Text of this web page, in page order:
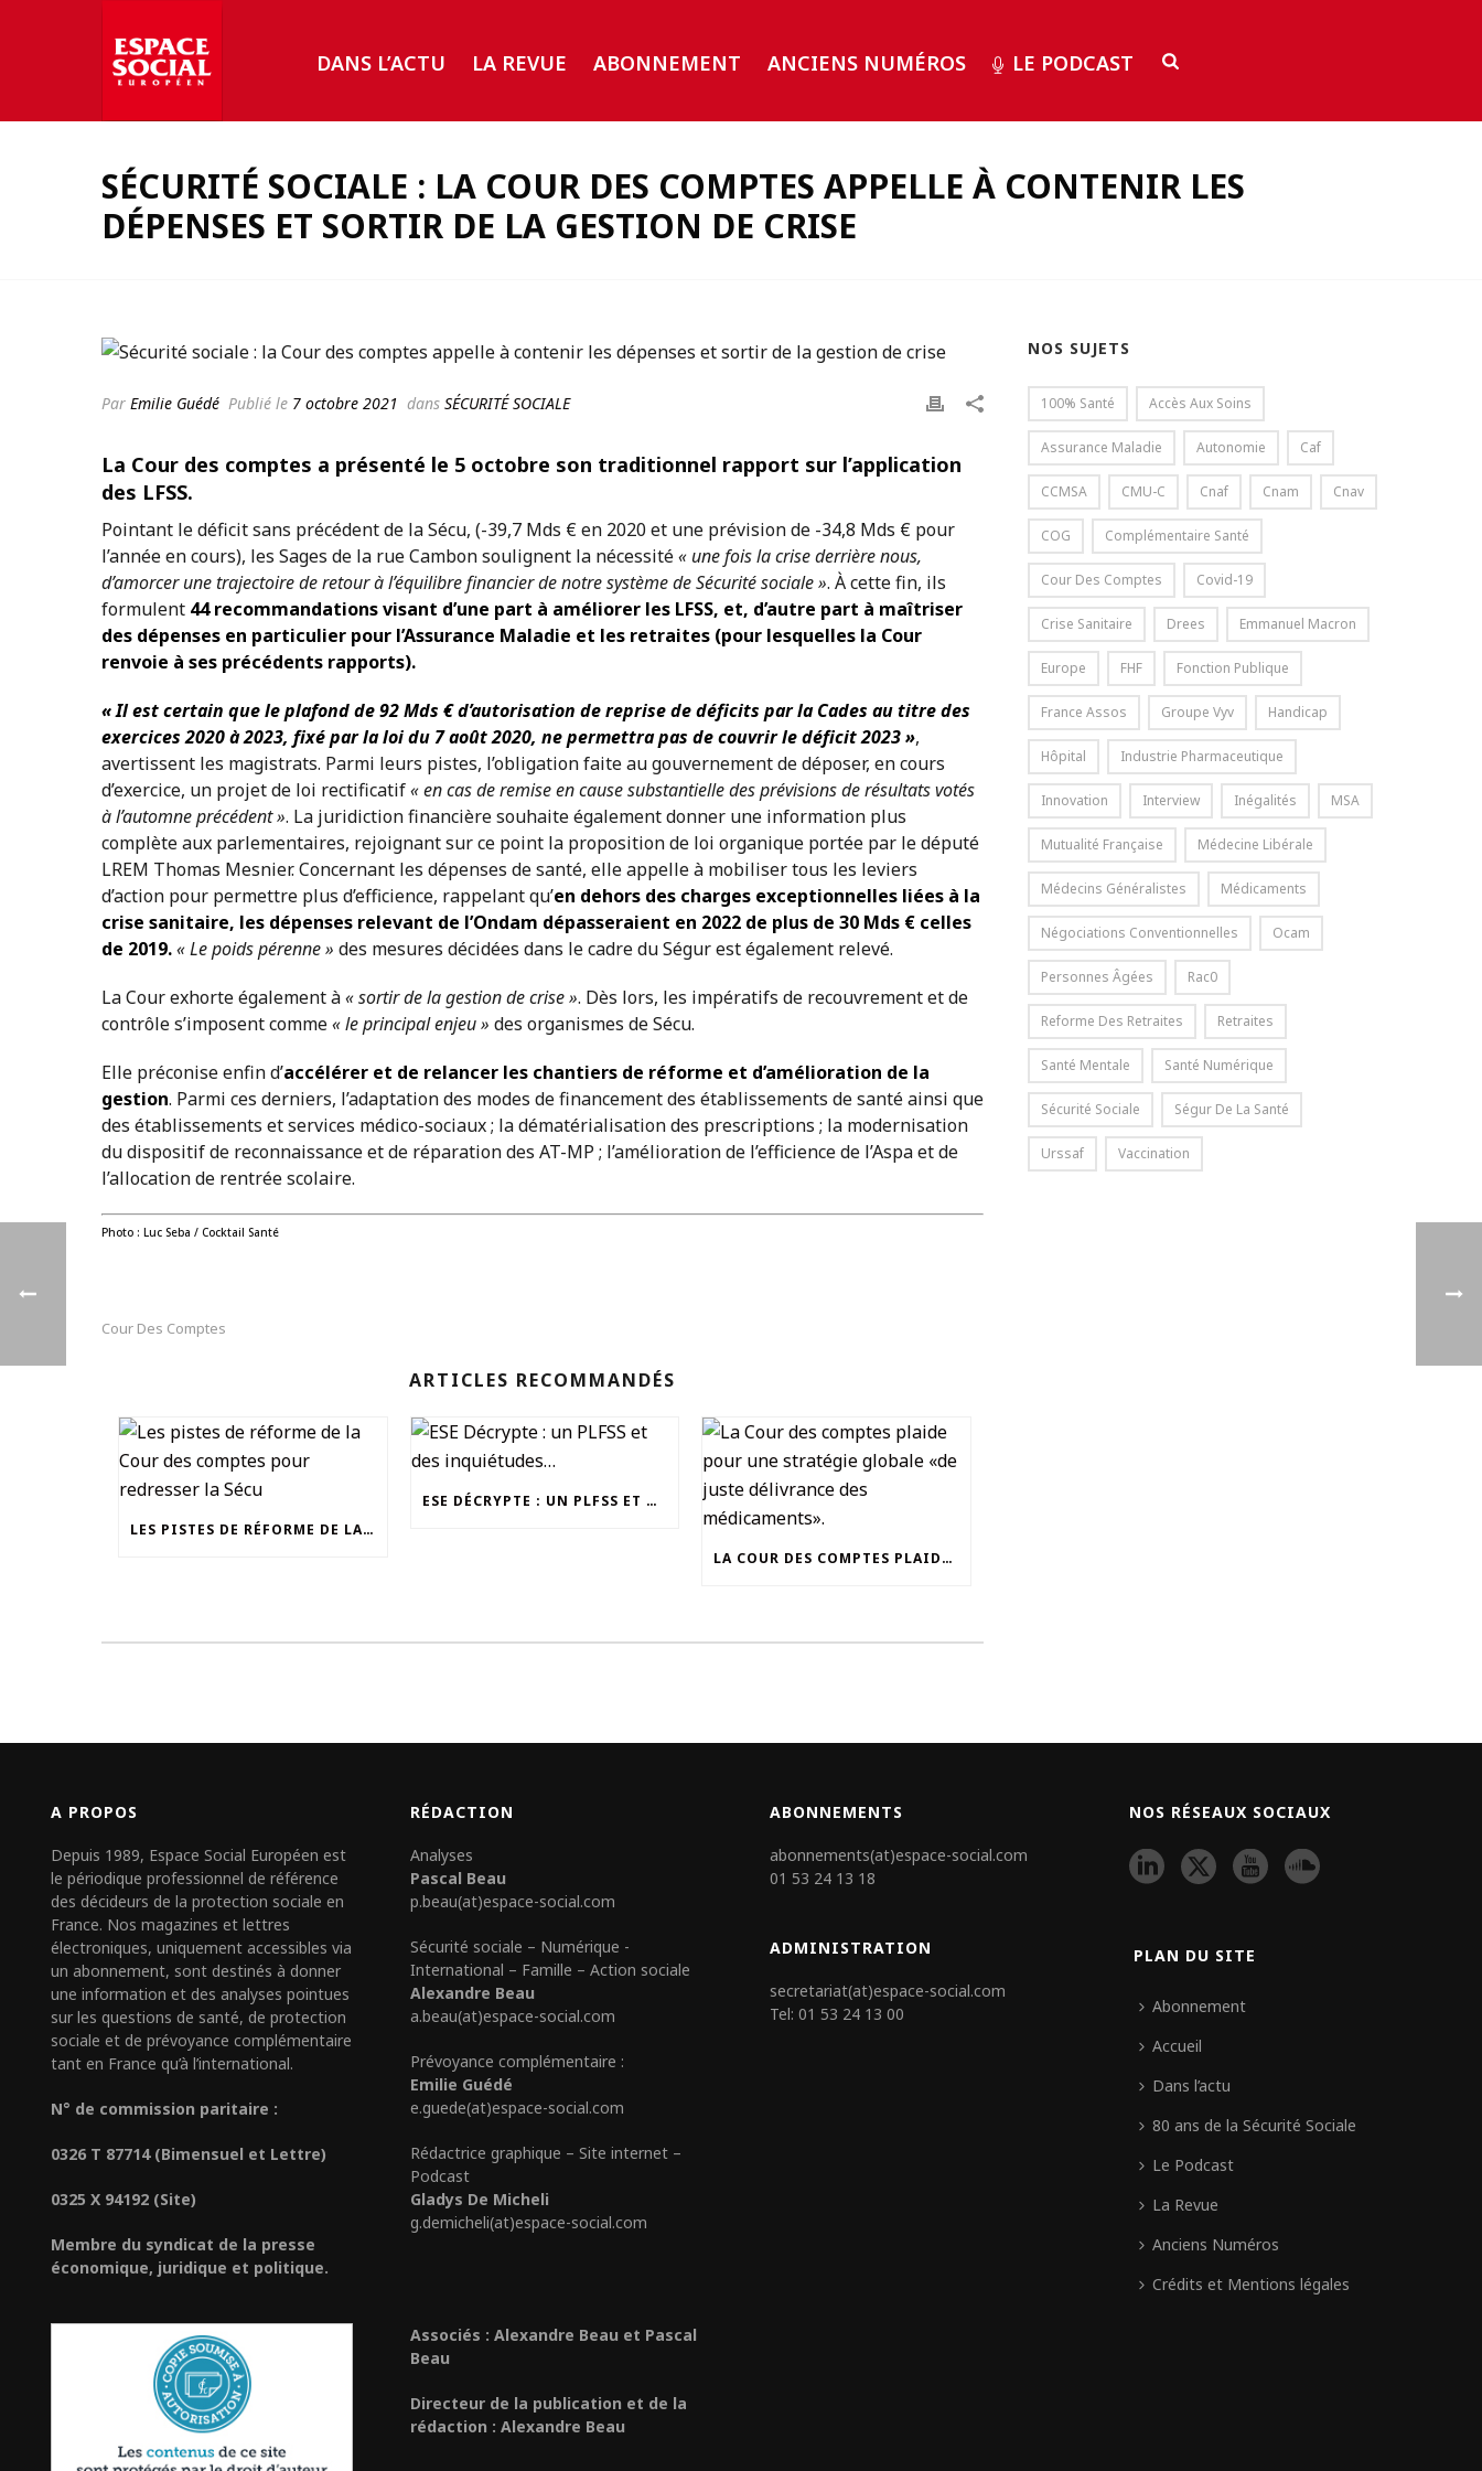
DANS L’ACTU LA REVUE ABONNEMENT ANCIENS NUMÉROS LE PODCAST
SÉCURITÉ SOCIALE : LA COUR DES COMPTES APPELLE À CONTENIR LES
DÉPENSES ET SORTIR DE LA GESTION DE CRISE
Par Emilie Guédé Publié le 7 octobre 2021 dans SÉCURITÉ SOCIALE
La Cour des comptes a présenté le 5 octobre son traditionnel rapport sur l’application
des LFSS.
Pointant le déficit sans précédent de la Sécu, (-39,7 Mds € en 2020 et une prévision de -34,8 Mds € pour
l’année en cours), les Sages de la rue Cambon soulignent la nécessité« une fois la crise derrière nous,
d’amorcer une trajectoire de retour à l’équilibre financier de notre système de Sécurité sociale ». À cette fin, ils
formulent 44 recommandations visant d’une part à améliorer les LFSS, et, d’autre part à maîtriser
des dépenses en particulier pour l’Assurance Maladie et les retraites (pour lesquelles la Cour
renvoie à ses précédents rapports).
« Il est certain que le plafond de 92 Mds € d’autorisation de reprise de déficits par la Cades au titre des
exercices 2020 à 2023, fixé par la loi du 7 août 2020, ne permettra pas de couvrir le déficit 2023 »,
avertissent les magistrats. Parmi leurs pistes, l’obligation faite au gouvernement de déposer, en cours
d’exercice, un projet de loi rectificatif« en cas de remise en cause substantielle des prévisions de résultats votés
à l’automne précédent ». La juridiction financière souhaite également donner une information plus
complète aux parlementaires, rejoignant sur ce point la proposition de loi organique portée par le député
LREM Thomas Mesnier. Concernant les dépenses de santé, elle appelle à mobiliser tous les leviers
d’action pour permettre plus d’efficience, rappelant qu’en dehors des charges exceptionnelles liées à la
crise sanitaire, les dépenses relevant de l’Ondam dépasseraient en 2022 de plus de 30 Mds € celles
de 2019.« Le poids pérenne » des mesures décidées dans le cadre du Ségur est également relevé.
La Cour exhorte également à« sortir de la gestion de crise ». Dès lors, les impératifs de recouvrement et de
contrôle s’imposent comme« le principal enjeu » des organismes de Sécu.
Elle préconise enfin d’accélérer et de relancer les chantiers de réforme et d’amélioration de la
gestion. Parmi ces derniers, l’adaptation des modes de financement des établissements de santé ainsi que
des établissements et services médico-sociaux ; la dématérialisation des prescriptions ; la modernisation
du dispositif de reconnaissance et de réparation des AT-MP ; l’amélioration de l’efficience de l’Aspa et de
l’allocation de rentrée scolaire.
Photo : Luc Seba / Cocktail Santé
Cour Des Comptes
ARTICLES RECOMMANDÉS
LES PISTES DE RÉFORME DE LA COUR DES COMPTES POUR REDRESSER LA SÉCU
ESE DÉCRYPTE : UN PLFSS ET DES INQUIÉTUDES…
LA COUR DES COMPTES PLAIDE POUR UNE STRATÉGIE GLOBALE «DE JUSTE DÉLIVRANCE DES MÉDICAMENTS».
NOS SUJETS
100% Santé Accès Aux Soins
Assurance Maladie Autonomie Caf
CCMSA CMU-C Cnaf Cnam Cnav
COG Complémentaire Santé
Cour Des Comptes Covid-19
Crise Sanitaire Drees Emmanuel Macron
Europe FHF Fonction Publique
France Assos Groupe Vyv Handicap
Hôpital Industrie Pharmaceutique
Innovation Interview Inégalités MSA
Mutualité Française Médecine Libérale
Médecins Généralistes Médicaments
Négociations Conventionnelles Ocam
Personnes Âgées Rac0
Reforme Des Retraites Retraites
Santé Mentale Santé Numérique
Sécurité Sociale Ségur De La Santé
Urssaf Vaccination
A PROPOS
Depuis 1989, Espace Social Européen est
le périodique professionnel de référence
des décideurs de la protection sociale en
France. Nos magazines et lettres
électroniques, uniquement accessibles via
un abonnement, sont destinés à donner
une information et des analyses pointues
sur les questions de santé, de protection
sociale et de prévoyance complémentaire
tant en France qu’à l’international.
N° de commission paritaire :
0326 T 87714 (Bimensuel et Lettre)
0325 X 94192 (Site)
Membre du syndicat de la presse
économique, juridique et politique.
RÉDACTION
Analyses
Pascal Beau
p.beau(at)espace-social.com
Sécurité sociale – Numérique -
International – Famille – Action sociale
Alexandre Beau
a.beau(at)espace-social.com
Prévoyance complémentaire :
Emilie Guédé
e.guede(at)espace-social.com
Rédactrice graphique – Site internet –
Podcast
Gladys De Micheli
g.demicheli(at)espace-social.com
Associés : Alexandre Beau et Pascal
Beau
Directeur de la publication et de la
rédaction : Alexandre Beau
ABONNEMENTS
abonnements(at)espace-social.com
01 53 24 13 18
ADMINISTRATION
secretariat(at)espace-social.com
Tel: 01 53 24 13 00
NOS RÉSEAUX SOCIAUX
PLAN DU SITE
Abonnement
Accueil
Dans l’actu
80 ans de la Sécurité Sociale
Le Podcast
La Revue
Anciens Numéros
Crédits et Mentions légales